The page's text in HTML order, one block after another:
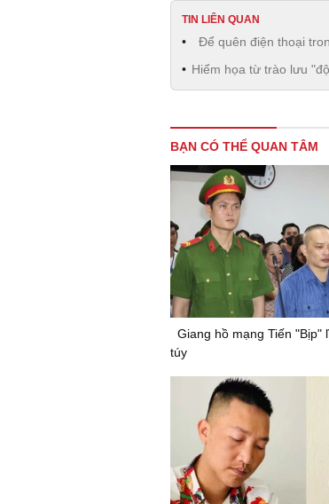
TIN LIÊN QUAN
Để quên điện thoại
Hiểm họa từ trào lưu
BẠN CÓ THỂ QUAN TÂM
Giang hồ mạng Tiến "Bịp"
túy